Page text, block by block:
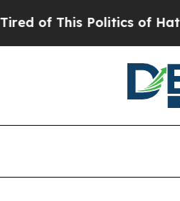
Politics of Hatred”